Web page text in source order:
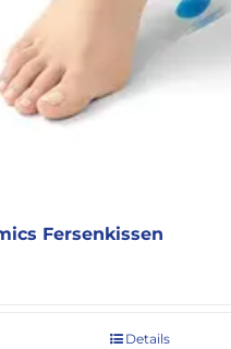
Fersenkissen
Details